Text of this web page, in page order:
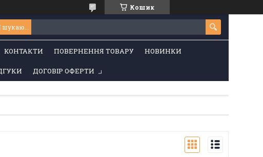
Кошик
КОНТАКТИ ПОВЕРНЕННЯ ТОВАРУ НОВИНКИ
ДОГОВІР ОФЕРТИ